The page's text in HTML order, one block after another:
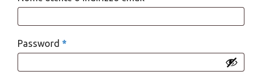
Password *Richiesto